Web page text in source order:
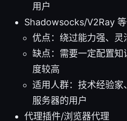
用户
Shadowsocks/V2Ray
优点：绕过能力强、灵
缺点：需要一定配置
度较高
适用人群：技术经验
服务器的用户
代理插件/浏览器代理